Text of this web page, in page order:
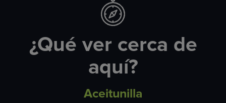
¿Qué ver cerca de
aquí?
Aceitunilla